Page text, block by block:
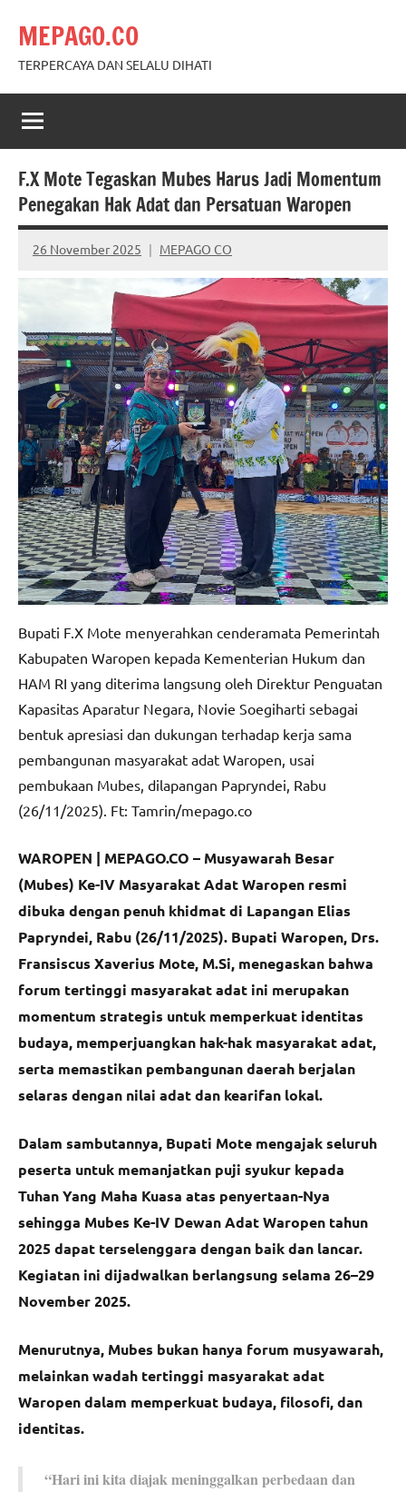
content
MEPAGO.CO
TERPERCAYA DAN SELALU DIHATI
F.X Mote Tegaskan Mubes Harus Jadi Momentum
Penegakan Hak Adat dan Persatuan Waropen
26 November 2025 MEPAGO CO
No
comments
Bupati F.X Mote menyerahkan cenderamata Pemerintah
Kabupaten Waropen kepada Kementerian Hukum dan
HAM RI yang diterima langsung oleh Direktur Penguatan
Kapasitas Aparatur Negara, Novie Soegiharti sebagai
bentuk apresiasi dan dukungan terhadap kerja sama
pembangunan masyarakat adat Waropen, usai
pembukaan Mubes, dilapangan Papryndei, Rabu
(26/11/2025). Ft: Tamrin/mepago.co
WAROPEN | MEPAGO.CO – Musyawarah Besar
(Mubes) Ke-IV Masyarakat Adat Waropen resmi
dibuka dengan penuh khidmat di Lapangan Elias
Papryndei, Rabu (26/11/2025). Bupati Waropen, Drs.
Fransiscus Xaverius Mote, M.Si, menegaskan bahwa
forum tertinggi masyarakat adat ini merupakan
momentum strategis untuk memperkuat identitas
budaya, memperjuangkan hak-hak masyarakat adat,
serta memastikan pembangunan daerah berjalan
selaras dengan nilai adat dan kearifan lokal.
Dalam sambutannya, Bupati Mote mengajak seluruh
peserta untuk memanjatkan puji syukur kepada
Tuhan Yang Maha Kuasa atas penyertaan-Nya
sehingga Mubes Ke-IV Dewan Adat Waropen tahun
2025 dapat terselenggara dengan baik dan lancar.
Kegiatan ini dijadwalkan berlangsung selama 26–29
November 2025.
Menurutnya, Mubes bukan hanya forum musyawarah,
melainkan wadah tertinggi masyarakat adat
Waropen dalam memperkuat budaya, filosofi, dan
identitas.
“Hari ini kita diajak meninggalkan perbedaan dan